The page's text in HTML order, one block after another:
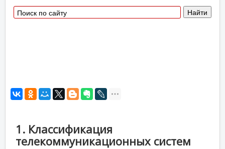
1. Классификация
телекоммуникационных систем